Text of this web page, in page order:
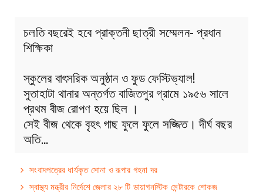
চলতি বছরেই হবে প্রাক্তনী ছাত্রী সম্মেলন- প্রধান
শিক্ষিকা
স্কুলের বাৎসরিক অনুষ্ঠান ও ফুড ফেস্টিভ্যাল!
সুতাহাটা থানার অন্তর্গত বাজিতপুর গ্রামে ১৯৫৬ সালে
প্রথম বীজ রোপণ হয়ে ছিল ।
সেই বীজ থেকে বৃহৎ গাছ ফুলে ফুলে সজ্জিত। দীর্ঘ বছর
অতি…
সংবাদপত্রের ধার্যকৃত সোনা ও রূপার গহনা দর
স্বাস্থ্য মন্ত্রীর নির্দেশে জেলার ২৮ টি ডায়াগনস্টিক সেন্টারকে শোকজ